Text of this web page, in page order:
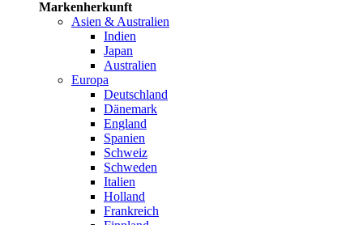
Markenherkunft
Asien & Australien
Indien
Japan
Australien
Europa
Deutschland
Dänemark
England
Spanien
Schweiz
Schweden
Italien
Holland
Frankreich